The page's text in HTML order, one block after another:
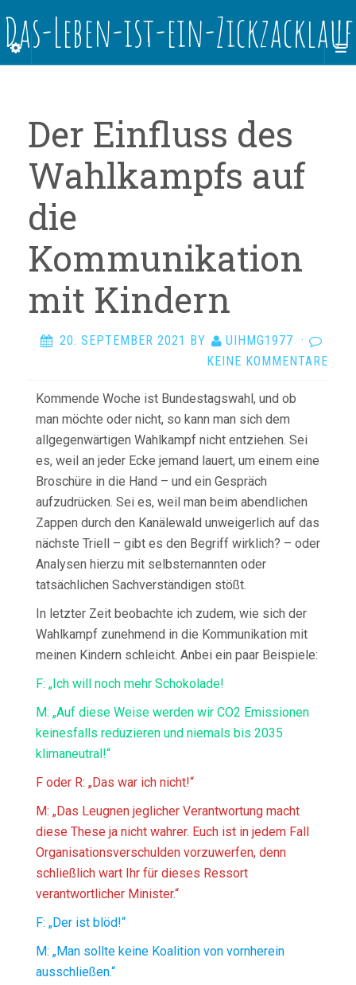
Das-Leben-ist-ein-Zickzacklauf
Der Einfluss des
Wahlkampfs auf
die
Kommunikation
mit Kindern
20. SEPTEMBER 2021 BY UIHMG1977 ·
KEINE KOMMENTARE
Kommende Woche ist Bundestagswahl, und ob
man möchte oder nicht, so kann man sich dem
allgegenwärtigen Wahlkampf nicht entziehen. Sei
es, weil an jeder Ecke jemand lauert, um einem eine
Broschüre in die Hand – und ein Gespräch
aufzudrücken. Sei es, weil man beim abendlichen
Zappen durch den Kanälewald unweigerlich auf das
nächste Triell – gibt es den Begriff wirklich? – oder
Analysen hierzu mit selbsternannten oder
tatsächlichen Sachverständigen stößt.
In letzter Zeit beobachte ich zudem, wie sich der
Wahlkampf zunehmend in die Kommunikation mit
meinen Kindern schleicht. Anbei ein paar Beispiele:
F: „Ich will noch mehr Schokolade!
M: „Auf diese Weise werden wir CO2 Emissionen
keinesfalls reduzieren und niemals bis 2035
klimaneutral!“
F oder R: „Das war ich nicht!“
M: „Das Leugnen jeglicher Verantwortung macht
diese These ja nicht wahrer. Euch ist in jedem Fall
Organisationsverschulden vorzuwerfen, denn
schließlich wart Ihr für dieses Ressort
verantwortlicher Minister.“
F: „Der ist blöd!“
M: „Man sollte keine Koalition von vornherein
ausschließen.“